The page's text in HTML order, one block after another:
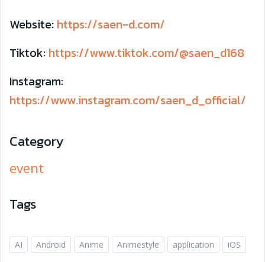
Website: https://saen-d.com/
Tiktok: https://www.tiktok.com/@saen_d168
Instagram:
https://www.instagram.com/saen_d_official/
Category
event
Tags
AI Android Anime Animestyle application iOS